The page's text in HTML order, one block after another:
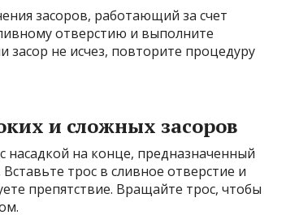
засоров, работающий за счет
отверстию и выполните
засор не исчез, повторите процедуру
и сложных засоров
насадкой на конце, предназначенный
трос в сливное отверстие и
препятствие. Вращайте трос, чтобы